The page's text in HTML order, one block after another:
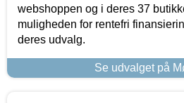
webshoppen og i deres 37
muligheden for rentefri
deres udvalg.
Se udvalget på